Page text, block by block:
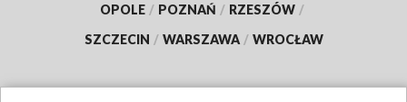
OPOLE / POZNAŃ / RZESZÓW /
SZCZECIN / WARSZAWA / WROCŁAW